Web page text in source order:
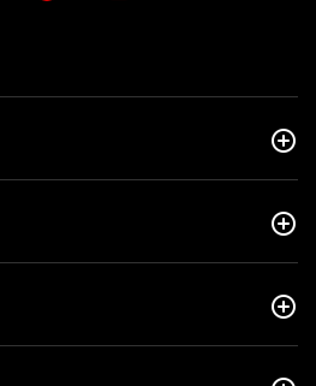
add_circle
add_circle
add_circle